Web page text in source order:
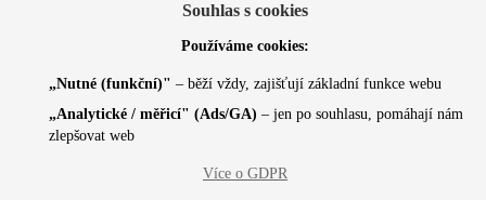
© 2026 Czechcore.cz | Scripted by Sonic (
Souhlas s cookies
Používáme cookies:
„Nutné (funkční)" – běží vždy, zajišťují základní funkce webu
„Analytické / měřicí" (Ads/GA) – jen po souhlasu, pomáhají nám
zlepšovat web
Více o GDPR